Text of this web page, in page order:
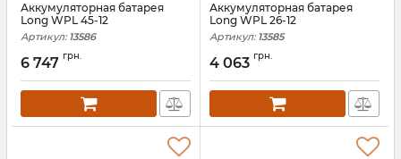
Аккумуляторная батарея
Long WPL 45-12
Артикул: 13586
6 747 грн.
Аккумуляторная батарея
Long WPL 26-12
Артикул: 13585
4 063 грн.